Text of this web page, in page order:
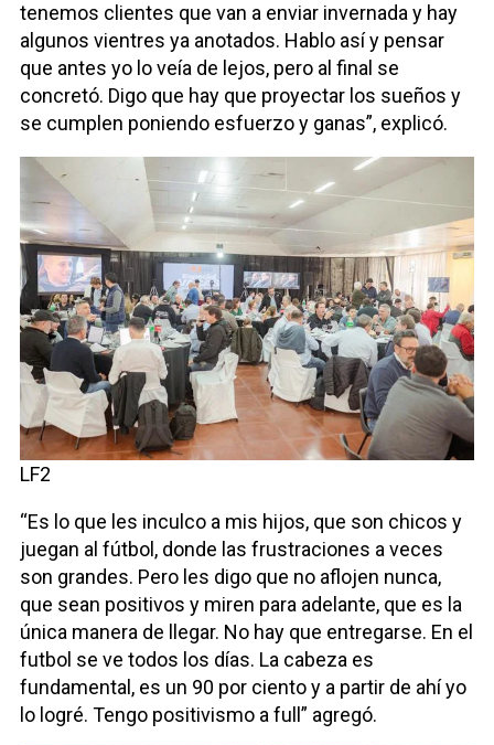
tenemos clientes que van a enviar invernada y hay
algunos vientres ya anotados. Hablo así y pensar
que antes yo lo veía de lejos, pero al final se
concretó. Digo que hay que proyectar los sueños y
se cumplen poniendo esfuerzo y ganas”, explicó.
LF2
“Es lo que les inculco a mis hijos, que son chicos y
juegan al fútbol, donde las frustraciones a veces
son grandes. Pero les digo que no aflojen nunca,
que sean positivos y miren para adelante, que es la
única manera de llegar. No hay que entregarse. En el
futbol se ve todos los días. La cabeza es
fundamental, es un 90 por ciento y a partir de ahí yo
lo logré. Tengo positivismo a full” agregó.